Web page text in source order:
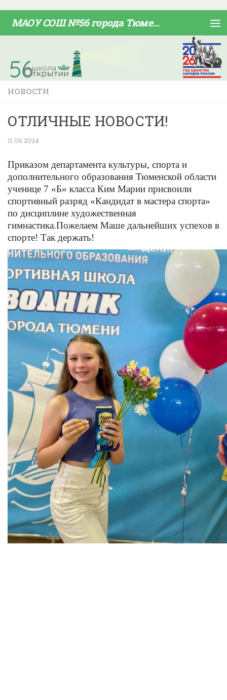
МАОУ СОШ №56 города Тюмени
НОВОСТИ
ОТЛИЧНЫЕ НОВОСТИ!
11.06.2024
Приказом департамента культуры, спорта и
дополнительного образования Тюменской области
ученице 7 «Б» класса Ким Марии присвоили
спортивный разряд «Кандидат в мастера спорта»
по дисциплине художественная
гимнастика.Пожелаем Маше дальнейших успехов в
спорте! Так держать!